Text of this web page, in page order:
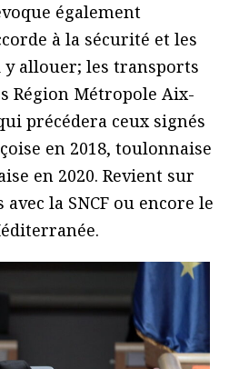
également
à la sécurité et les
y allouer; les transports
Région Métropole Aix-
précédera ceux signés
en 2018, toulonnaise
en 2020. Revient sur
la SNCF ou encore le